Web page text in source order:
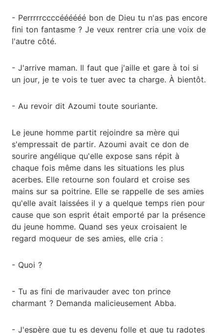
- Perrrrrccccéééééé bon de Dieu tu n'as pas encore
fini ton fantasme ? Je veux rentrer cria une voix de
l'autre côté.
- J'arrive maman. Il faut que j'aille et gare à toi si
un jour, je te vois te tuer avec ta charge. À bientôt.
- Au revoir dit Azoumi toute souriante.
Le jeune homme partit rejoindre sa mère qui
s'empressait de partir. Azoumi avait ce don de
sourire angélique qu'elle expose sans répit à
chaque fois même dans les situations les plus
acerbes. Elle retourne son foulard et croise ses
mains sur sa poitrine. Elle se rappelle de ses amies
qu'elle avait laissées il y a quelque temps rien pour
cause que son esprit était emporté par la présence
du jeune homme. Quand ses yeux croisaient le
regard moqueur de ses amies, elle cria :
- Quoi ?
- Tu as fini de marivauder avec ton prince
charmant ? Demanda malicieusement Abba.
- J'espère que tu es devenu folle et que tu radotes